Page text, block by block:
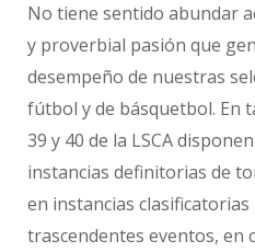
No tiene sentido abundar
y proverbial pasión que
desempeño de nuestras
fútbol y de básquetbol. En
39 y 40 de la LSCA
instancias definitorias de
en instancias
trascendentes eventos, en